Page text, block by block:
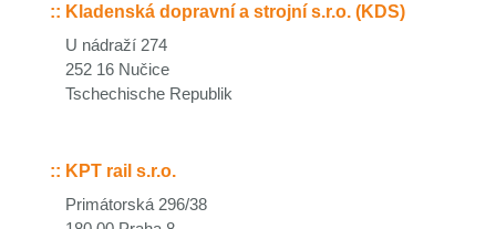
:: Kladenská dopravní a strojní s.r.o. (KDS)
U nádraží 274
252 16 Nučice
Tschechische Republik
:: KPT rail s.r.o.
Primátorská 296/38